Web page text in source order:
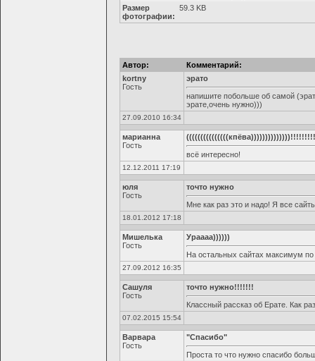
Размер
фотографии:
59.3 KB
Автор:
Комментарий:
kortny
Гость
эрато
напишите побольше об самой
эрате,очень нужно)))
27.09.2010 16:34
марианна
Гость
всё интересно!
12.12.2011 17:19
юля
Гость
точто нужно
Мне как раз это и надо! Я все
18.01.2012 17:18
Мишелька
Гость
Ураааа))))))
На остальных сайтах максимум
27.09.2012 16:35
Сашуля
Гость
точто нужно!!!!!!!
Классный рассказ об Ерате. Как
07.02.2015 15:54
Варвара
Гость
"Спасибо"
Проста то что нужно спасибо